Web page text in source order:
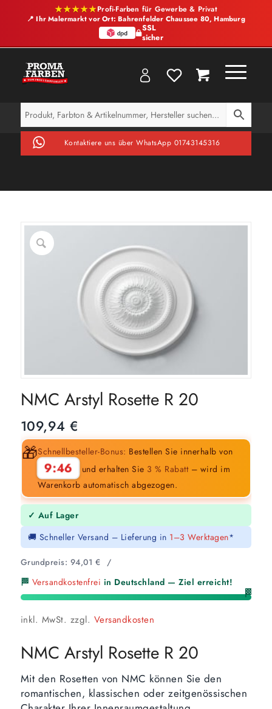
★★★★★Profi-Farben für Gewerbe & Privat
📍 Ihr Malermarkt vor Ort: Bahrenfelder Chaussee 80, Hamburg
SSL
sicher
Kontaktiere uns über WhatsApp 01743145316
NMC Arstyl Rosette R 20
109,94€
🎁Schnellbesteller-Bonus: Bestellen Sie innerhalb von
9:45 und erhalten Sie 3 % Rabatt– wird im
Warenkorb automatisch abgezogen.
✓ Auf Lager
🚚 Schneller Versand – Lieferung in 1–3 Werktagen*
Grundpreis: 94,01 € /
🏁 Versandkostenfrei in Deutschland — Ziel erreicht!
🏁
inkl. MwSt. zzgl. Versandkosten
NMC Arstyl Rosette R 20
Mit den Rosetten von NMC können Sie den
romantischen, klassischen oder zeitgenössischen